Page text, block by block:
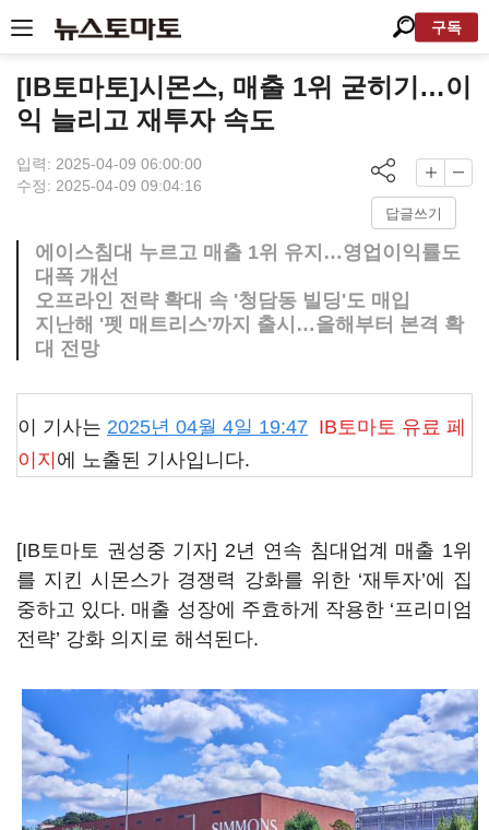
구독
[IB토마토]시몬스, 매출 1위 굳히기…이
익 늘리고 재투자 속도
입력: 2025-04-09 06:00:00
수정: 2025-04-09 09:04:16
답글쓰기
에이스침대 누르고 매출 1위 유지…영업이익률도
대폭 개선
오프라인 전략 확대 속 '청담동 빌딩'도 매입
지난해 '펫 매트리스'까지 출시…올해부터 본격 확
대 전망
이 기사는 2025년 04월 4일 19:47 IB토마토 유료 페
이지 에 노출된 기사입니다.
[IB토마토 권성중 기자] 2년 연속 침대업계 매출 1위
를 지킨 시몬스가 경쟁력 강화를 위한 ‘재투자’에 집
중하고 있다. 매출 성장에 주효하게 작용한 ‘프리미엄
전략’ 강화 의지로 해석된다.